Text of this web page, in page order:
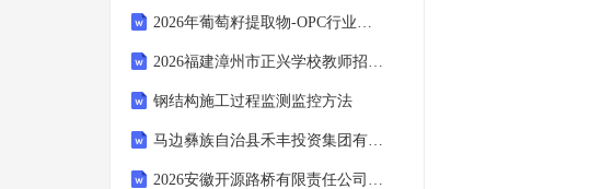
2026年葡萄籽提取物-OPC行业分析报告及未来发展趋势报告
2026福建漳州市正兴学校教师招聘考试备考试题及答案解析
钢结构施工过程监测监控方法
马边彝族自治县禾丰投资集团有限公司公开招聘人员考试参考试题及答案解析
2026安徽开源路桥有限责任公司区域办事处负责人招聘2人考试备考试题及答案解析